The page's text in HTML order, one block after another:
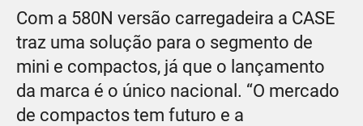
Com a 580N versão carregadeira a CASE
traz uma solução para o segmento de
mini e compactos, já que o lançamento
da marca é o único nacional. “O mercado
de compactos tem futuro e a